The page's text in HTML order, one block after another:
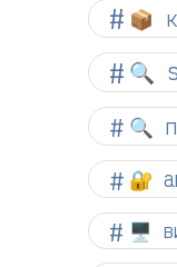
📦
🔍
🔍
🔐
🖥️